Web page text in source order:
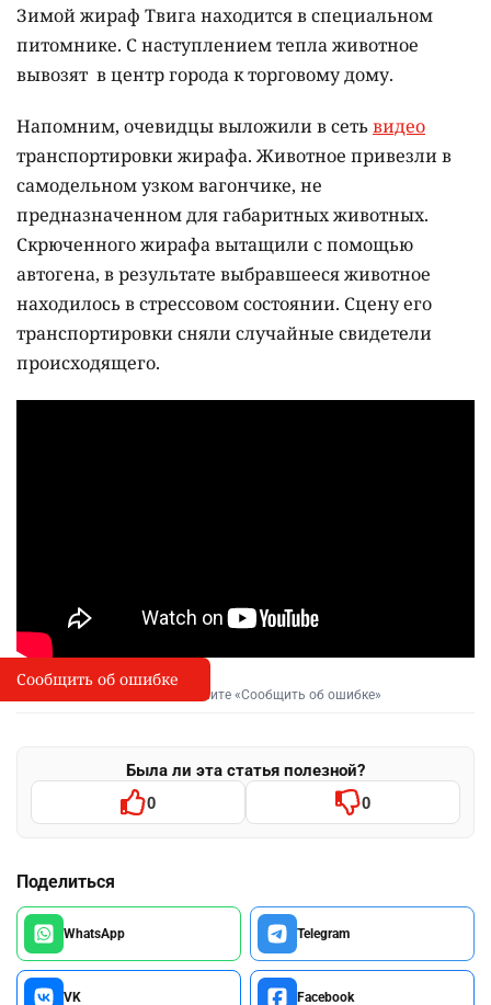
Зимой жираф Твига находится в специальном
питомнике. С наступлением тепла животное
вывозят в центр города к торговому дому.
Напомним, очевидцы выложили в сетьвидео
транспортировки жирафа. Животное привезли в
самодельном узком вагончике, не
предназначенном для габаритных животных.
Скрюченного жирафа вытащили с помощью
автогена, в результате выбравшееся животное
находилось в стрессовом состоянии. Сцену его
транспортировки сняли случайные свидетели
происходящего.
I
Сообщить об опечатке
Выделите фрагмент и нажмите «Сообщить об ошибке»
Была ли эта статья полезной?
0 0
Поделиться
WhatsApp Telegram
VK Facebook
Сообщить об ошибке